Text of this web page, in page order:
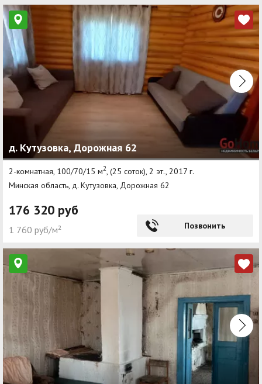
д. Кутузовка, Дорожная 62
2-комнатная, 100/70/15 м2, (25 соток), 2 эт., 2017 г.
Минская область, д. Кутузовка, Дорожная 62
176 320 руб
1 760 руб/м² Позвонить